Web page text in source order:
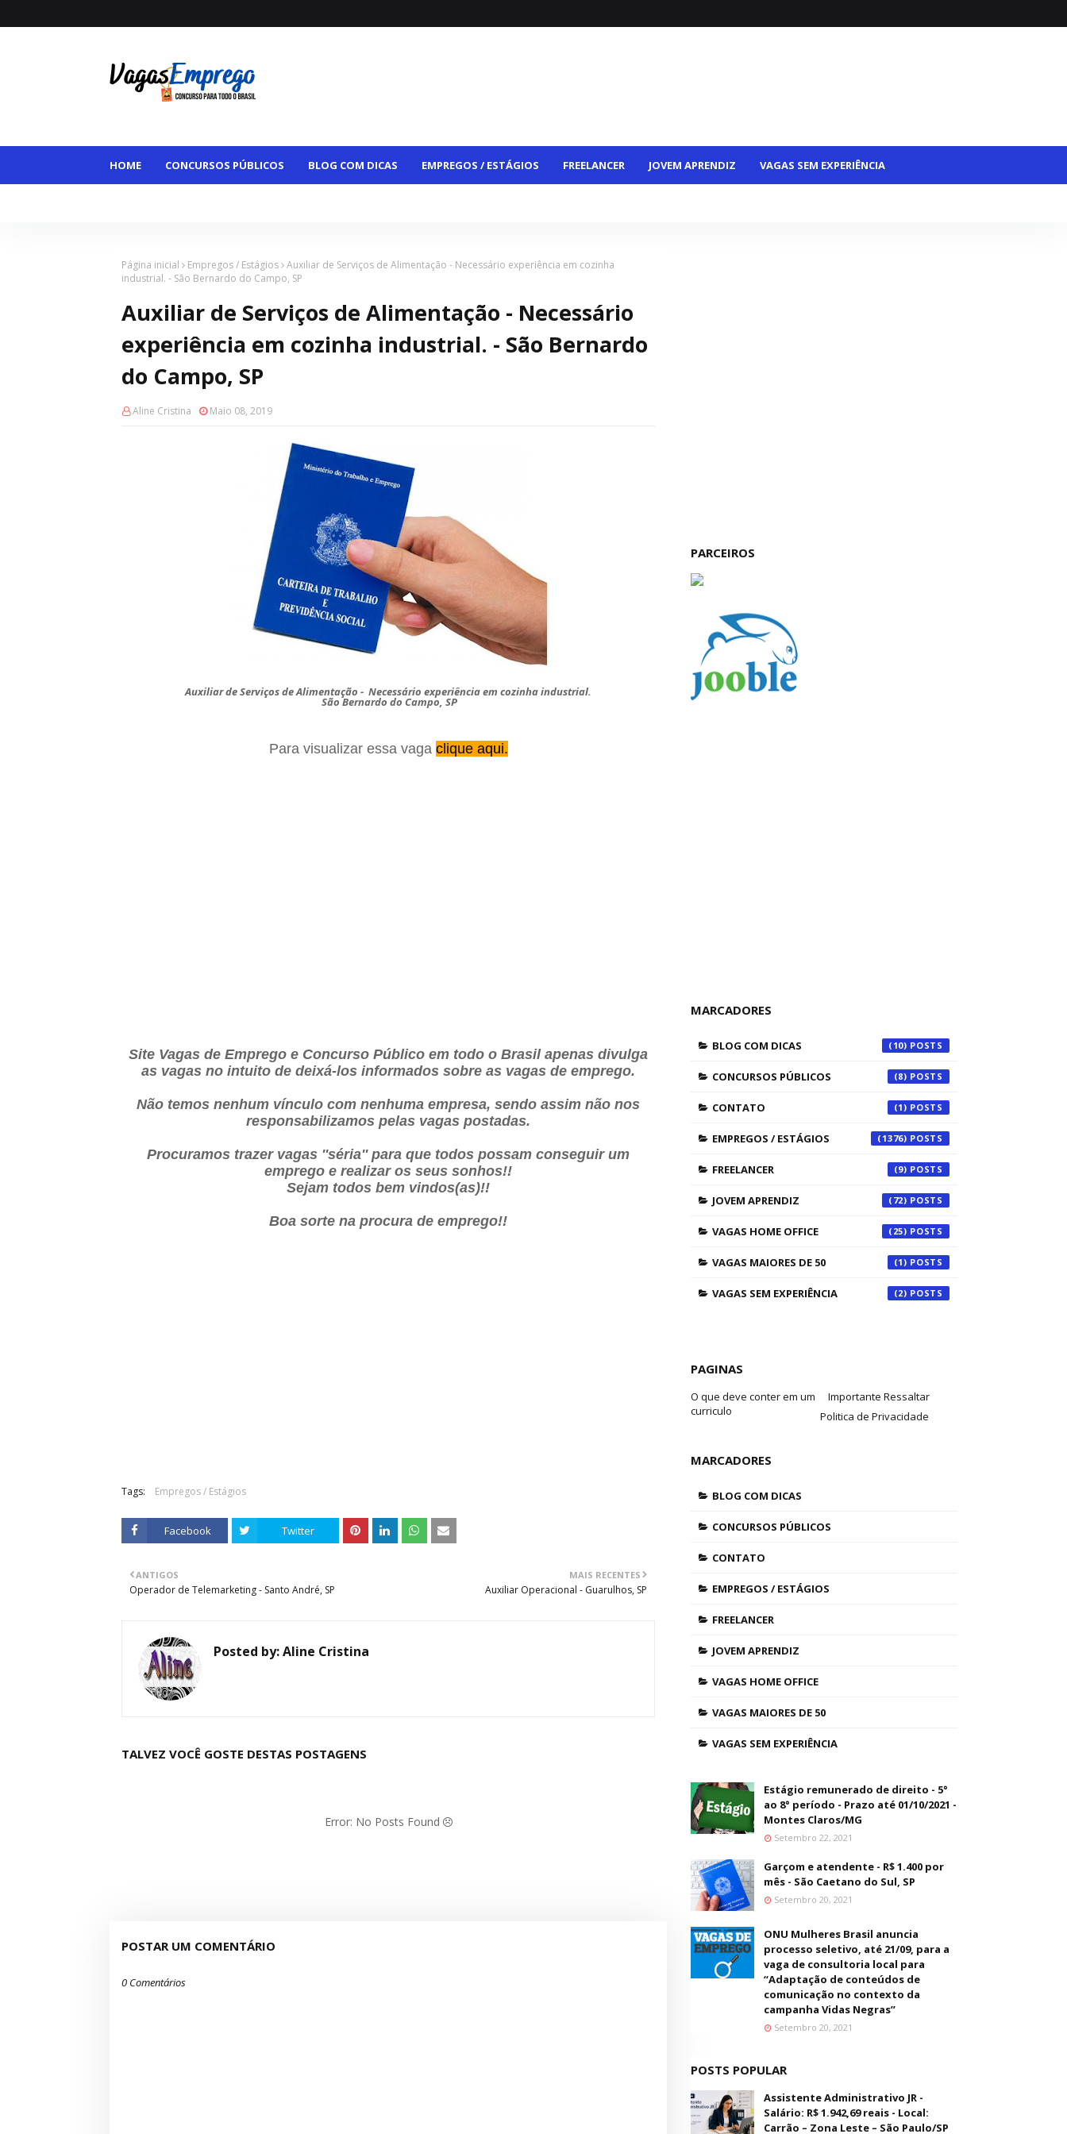
HOME CONCURSOS PÚBLICOS BLOG COM DICAS EMPREGOS / ESTÁGIOS FREELANCER JOVEM APRENDIZ VAGAS SEM EXPERIÊNCIA
Página inicial Empregos / Estágios Auxiliar de Serviços de Alimentação - Necessário experiência em cozinha
industrial. - São Bernardo do Campo, SP
Auxiliar de Serviços de Alimentação - Necessário
experiência em cozinha industrial. - São Bernardo
do Campo, SP
Aline Cristina Maio 08, 2019
Auxiliar de Serviços de Alimentação - Necessário experiência em cozinha industrial.
São Bernardo do Campo, SP
Para visualizar essa vaga clique aqui.
Site Vagas de Emprego e Concurso Público em todo o Brasil apenas divulga
as vagas no intuito de deixá-los informados sobre as vagas de emprego.
Não temos nenhum vínculo com nenhuma empresa, sendo assim não nos
responsabilizamos pelas vagas postadas.
Procuramos trazer vagas ''séria'' para que todos possam conseguir um
emprego e realizar os seus sonhos!!
Sejam todos bem vindos(as)!!
Boa sorte na procura de emprego!!
Tags: Empregos / Estágios
Facebook Twitter
MAIS RECENTES
Auxiliar Operacional - Guarulhos, SP
ANTIGOS
Operador de Telemarketing - Santo André, SP
Posted by:Aline Cristina
TALVEZ VOCÊ GOSTE DESTAS POSTAGENS
Error: No Posts Found
POSTAR UM COMENTÁRIO
0 Comentários
PARCEIROS
MARCADORES
BLOG COM DICAS (10)
CONCURSOS PÚBLICOS (8)
CONTATO (1)
EMPREGOS / ESTÁGIOS (1376)
FREELANCER (9)
JOVEM APRENDIZ (72)
VAGAS HOME OFFICE (25)
VAGAS MAIORES DE 50 (1)
VAGAS SEM EXPERIÊNCIA (2)
PAGINAS
O que deve conter em um
curriculo
Importante Ressaltar
Politica de Privacidade
MARCADORES
BLOG COM DICAS
CONCURSOS PÚBLICOS
CONTATO
EMPREGOS / ESTÁGIOS
FREELANCER
JOVEM APRENDIZ
VAGAS HOME OFFICE
VAGAS MAIORES DE 50
VAGAS SEM EXPERIÊNCIA
Estágio remunerado de direito - 5°
ao 8° período - Prazo até 01/10/2021 -
Montes Claros/MG
Setembro 22, 2021
Garçom e atendente - R$ 1.400 por
mês - São Caetano do Sul, SP
Setembro 20, 2021
ONU Mulheres Brasil anuncia
processo seletivo, até 21/09, para a
vaga de consultoria local para
“Adaptação de conteúdos de
comunicação no contexto da
campanha Vidas Negras”
Setembro 20, 2021
POSTS POPULAR
Assistente Administrativo JR -
Salário: R$ 1.942,69 reais - Local:
Carrão – Zona Leste – São Paulo/SP